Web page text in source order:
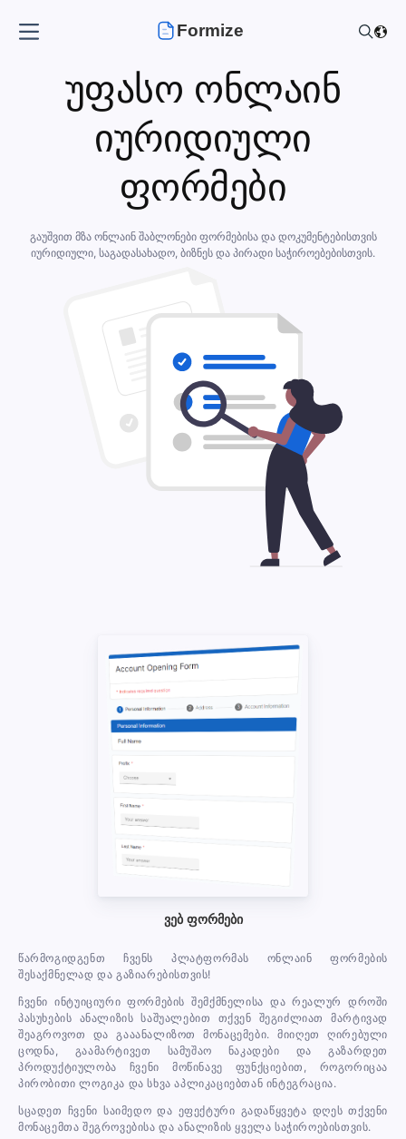
Formize
უფასო ონლაინ
იურიდიული
ფორმები
გაუშვით მზა ონლაინ შაბლონები ფორმებისა და დოკუმენტებისთვის
იურიდიული, საგადასახადო, ბიზნეს და პირადი საჭიროებებისთვის.
ვებ ფორმები
წარმოგიდგენთ ჩვენს პლატფორმას ონლაინ ფორმების
შესაქმნელად და გაზიარებისთვის!
ჩვენი ინტუიციური ფორმების შემქმნელისა და რეალურ დროში
პასუხების ანალიზის საშუალებით თქვენ შეგიძლიათ მარტივად
შეაგროვოთ და გააანალიზოთ მონაცემები. მიიღეთ ღირებული
ცოდნა, გაამარტივეთ სამუშაო ნაკადები და გაზარდეთ
პროდუქტიულობა ჩვენი მოწინავე ფუნქციებით, როგორიცაა
პირობითი ლოგიკა და სხვა აპლიკაციებთან ინტეგრაცია.
სცადეთ ჩვენი საიმედო და ეფექტური გადაწყვეტა დღეს თქვენი
მონაცემთა შეგროვებისა და ანალიზის ყველა საჭიროებისთვის.